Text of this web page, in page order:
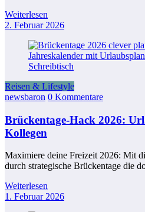
Weiterlesen
2. Februar 2026
Reisen & Lifestyle
newsbaron 0 Kommentare
Brückentage-Hack 2026:
Kollegen
Maximiere deine Freizeit 2026: Mit
durch strategische Brückentage die
Weiterlesen
1. Februar 2026